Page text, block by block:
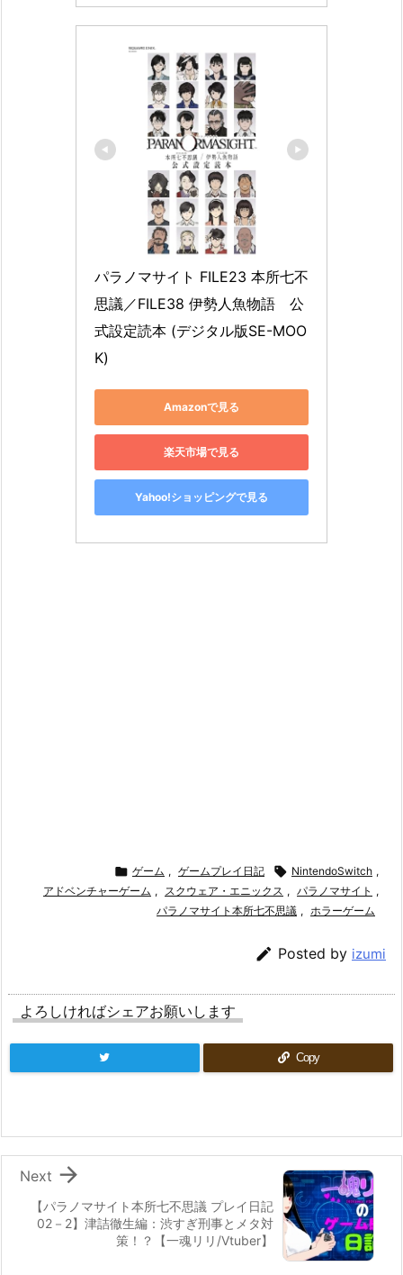
中身がビックリするほど有能すぎる！！
パラノマサイト FILE23 本所七不
思議／FILE38 伊勢人魚物語　公
式設定読本 (デジタル版SE-MOO
K)
Amazonで見る
楽天市場で見る
Yahoo!ショッピングで見る
 ゲーム , ゲームプレイ日記  NintendoSwitch ,
アドベンチャーゲーム , スクウェア・エニックス , パラノマサイト ,
パラノマサイト本所七不思議 , ホラーゲーム
 Posted by izumi
よろしければシェアお願いします
Copy
【パラノマサイト本所七不思議 プレイ日記
02－2】津詰徹生編：渋すぎ刑事とメタ対
策！？【一魂リリ/Vtuber】

Next